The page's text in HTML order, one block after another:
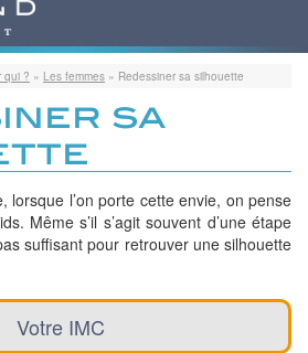
qui ? » Les femmes » Redessiner sa silhouette
sa
lorsque l’on porte cette envie, on pense
Même s’il s’agit souvent d’une étape
suffisant pour retrouver une silhouette
Votre IMC